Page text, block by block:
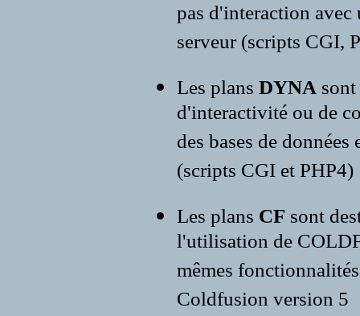
pas d'interaction avec
serveur (scripts CGI,
Les plans DYNA
d'interactivité ou de
des bases de
(scripts CGI et PHP4)
Les plans CF sont
l'utilisation de
mêmes
Coldfusion version 5